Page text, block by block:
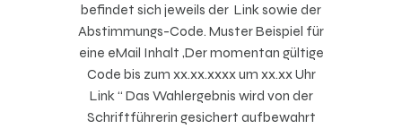
befindet sich jeweils der Link sowie der
Abstimmungs-Code. Muster Beispiel für
eine eMail Inhalt „Der momentan gültige
Code bis zum xx.xx.xxxx um xx.xx Uhr
Link “ Das Wahlergebnis wird von der
Schriftführerin gesichert aufbewahrt